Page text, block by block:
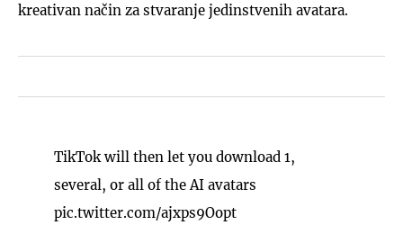
kreativan način za stvaranje jedinstvenih avatara.
TikTok will then let you download 1,
several, or all of the AI avatars
pic.twitter.com/ajxps9Oopt